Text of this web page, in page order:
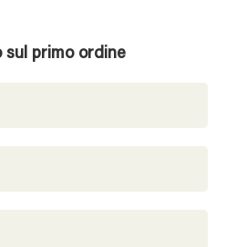
sul primo ordine